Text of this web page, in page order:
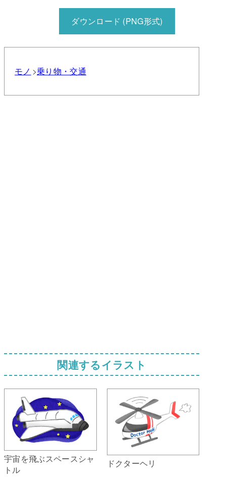
ダウンロード (PNG形式)
モノ 乗り物・交通
関連するイラスト
宇宙を飛ぶスペースシャ
トル
ドクターヘリ